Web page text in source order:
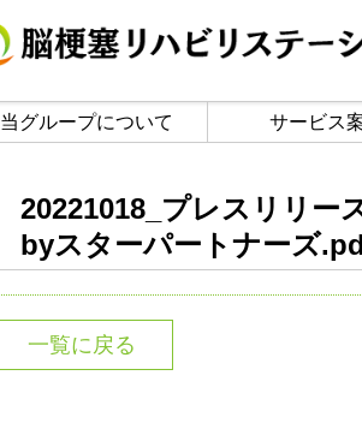
当グループについて サービス
20221018_プレスリリー
byスターパートナーズ
一覧に戻る